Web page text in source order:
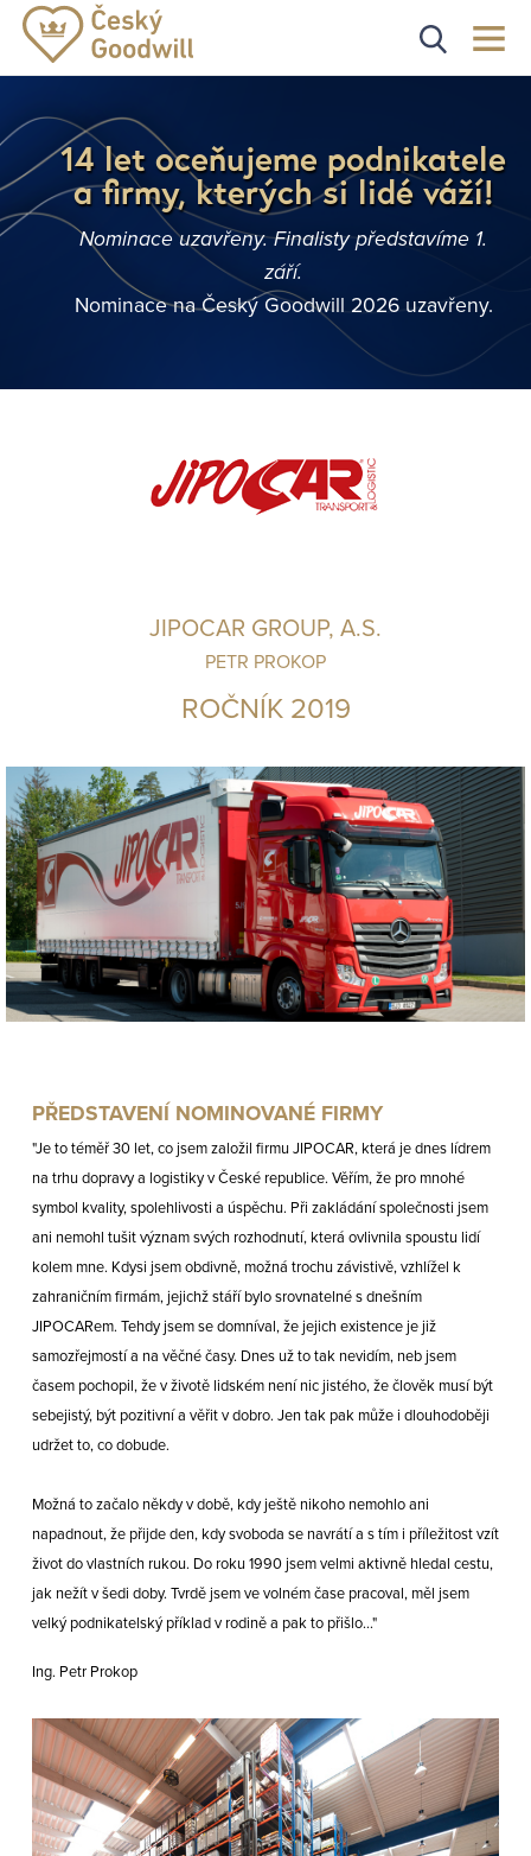
14 let oceňujeme podnikatele
a firmy, kterých si lidé váží!
Nominace uzavřeny. Finalisty představíme 1.
září.
Nominace na Český Goodwill 2026 uzavřeny.
JIPOCAR GROUP, A.S.
PETR PROKOP
ROČNÍK 2019
PŘEDSTAVENÍ NOMINOVANÉ FIRMY
"Je to téměř 30 let, co jsem založil firmu JIPOCAR, která je dnes lídrem
na trhu dopravy a logistiky v České republice. Věřím, že pro mnohé
symbol kvality, spolehlivosti a úspěchu. Při zakládání společnosti jsem
ani nemohl tušit význam svých rozhodnutí, která ovlivnila spoustu lidí
kolem mne. Kdysi jsem obdivně, možná trochu závistivě, vzhlížel k
zahraničním firmám, jejichž stáří bylo srovnatelné s dnešním
JIPOCARem. Tehdy jsem se domníval, že jejich existence je již
samozřejmostí a na věčné časy. Dnes už to tak nevidím, neb jsem
časem pochopil, že v životě lidském není nic jistého, že člověk musí být
sebejistý, být pozitivní a věřit v dobro. Jen tak pak může i dlouhodoběji
udržet to, co dobude.
Možná to začalo někdy v době, kdy ještě nikoho nemohlo ani
napadnout, že přijde den, kdy svoboda se navrátí a s tím i příležitost vzít
život do vlastních rukou. Do roku 1990 jsem velmi aktivně hledal cestu,
jak nežít v šedi doby. Tvrdě jsem ve volném čase pracoval, měl jsem
velký podnikatelský příklad v rodině a pak to přišlo..."
Ing. Petr Prokop